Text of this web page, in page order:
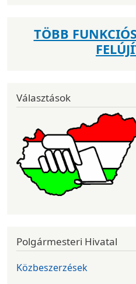
TÖBB
Választások
Polgármesteri Hivatal
Közbeszerzések